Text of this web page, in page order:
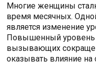
Многие женщины
время месячных.
является изменение
Повышенный уровень
вызывающих
оказывать влияние на